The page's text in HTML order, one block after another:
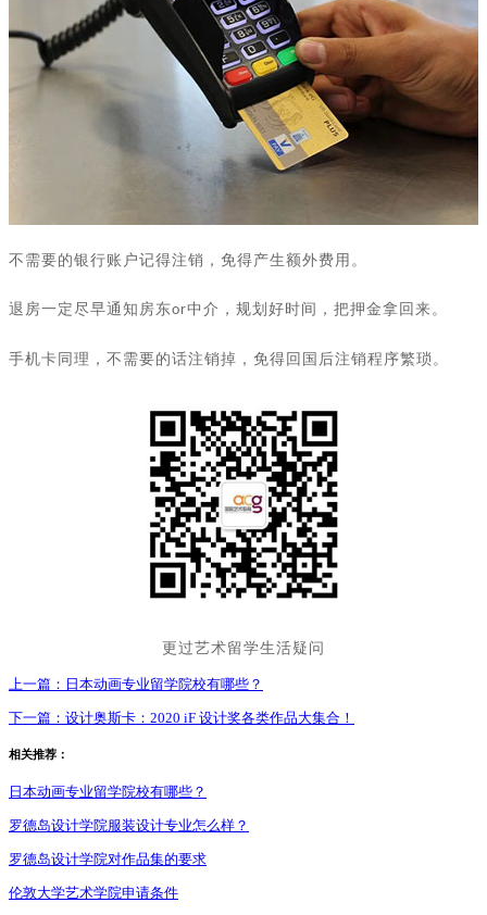
不需要的银行账户记得注销，免得产生额外费用。
退房一定尽早通知房东or中介 ，规划好时间，把押金拿回来。
手机卡同理，不需要的话注销掉，免得回国后注销程序繁琐。
更过艺术留学生活疑问
上一篇： 日本动画专业留学院校有哪些？
下一篇： 设计奥斯卡：2020 iF 设计奖各类作品大集合！
相关推荐：
日本动画专业留学院校有哪些？
罗德岛设计学院服装设计专业怎么样？
罗德岛设计学院对作品集的要求
伦敦大学艺术学院申请条件